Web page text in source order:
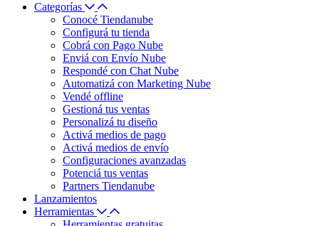
Categorías
Conocé Tiendanube
Configurá tu tienda
Cobrá con Pago Nube
Enviá con Envío Nube
Respondé con Chat Nube
Automatizá con Marketing Nube
Vendé offline
Gestioná tus ventas
Personalizá tu diseño
Activá medios de pago
Activá medios de envío
Configuraciones avanzadas
Potenciá tus ventas
Partners Tiendanube
Lanzamientos
Herramientas